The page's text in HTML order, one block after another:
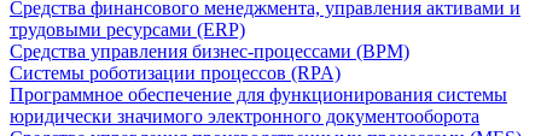
Средства финансового менеджмента, управления активами и
трудовыми ресурсами (ERP)
Средства управления бизнес-процессами (BPM)
Системы роботизации процессов (RPA)
Программное обеспечение для функционирования системы
юридически значимого электронного документооборота